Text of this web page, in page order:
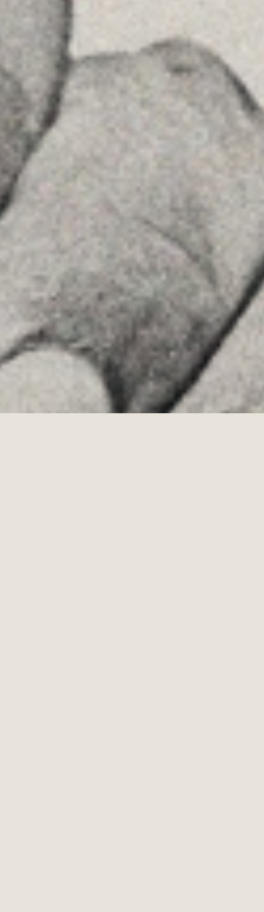
Home
Asesoramiento
Insights
Contactar
SÍGUENOS
Linkedin
Instagram
Allyon — Barcelona, Spain
Copyrights © 2026 AVISO LEGAL ·
POLÍTICA DE COOKIES· POLÍTICA DE PRIVACIDAD